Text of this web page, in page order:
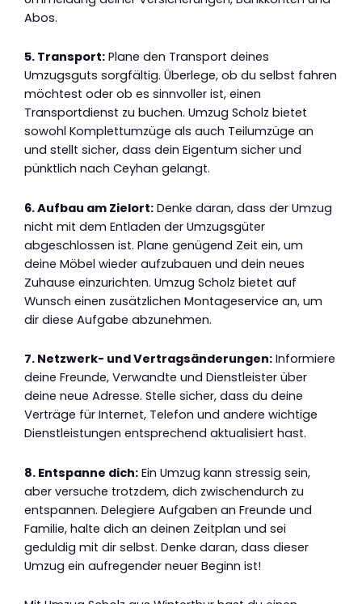
Abos.
5. Transport: Plane den Transport deines
Umzugsguts sorgfältig. Überlege, ob du selbst fahren
möchtest oder ob es sinnvoller ist, einen
Transportdienst zu buchen. Umzug Scholz bietet
sowohl Komplettumzüge als auch Teilumzüge an
und stellt sicher, dass dein Eigentum sicher und
pünktlich nach Ceyhan gelangt.
6. Aufbau am Zielort: Denke daran, dass der Umzug
nicht mit dem Entladen der Umzugsgüter
abgeschlossen ist. Plane genügend Zeit ein, um
deine Möbel wieder aufzubauen und dein neues
Zuhause einzurichten. Umzug Scholz bietet auf
Wunsch einen zusätzlichen Montageservice an, um
dir diese Aufgabe abzunehmen.
7. Netzwerk- und Vertragsänderungen: Informiere
deine Freunde, Verwandte und Dienstleister über
deine neue Adresse. Stelle sicher, dass du deine
Verträge für Internet, Telefon und andere wichtige
Dienstleistungen entsprechend aktualisiert hast.
8. Entspanne dich: Ein Umzug kann stressig sein,
aber versuche trotzdem, dich zwischendurch zu
entspannen. Delegiere Aufgaben an Freunde und
Familie, halte dich an deinen Zeitplan und sei
geduldig mit dir selbst. Denke daran, dass dieser
Umzug ein aufregender neuer Beginn ist!